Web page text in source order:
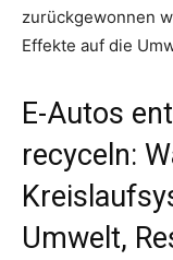
zurückgewonnen
Effekte auf die
E-Autos
recyceln:
Umwelt,